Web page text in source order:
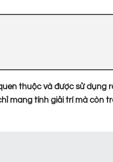
thuộc và được sử dụng
mang tính giải trí mà còn